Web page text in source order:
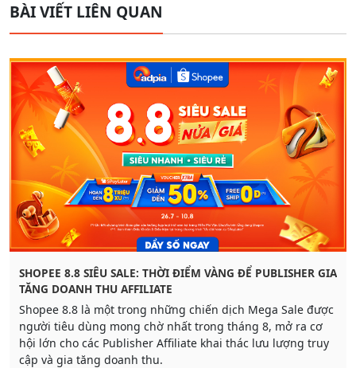
BÀI VIẾT LIÊN QUAN
SHOPEE 8.8 SIÊU SALE: THỜI ĐIỂM VÀNG ĐỂ PUBLISHER GIA
TĂNG DOANH THU AFFILIATE
Shopee 8.8 là một trong những chiến dịch Mega Sale được
người tiêu dùng mong chờ nhất trong tháng 8, mở ra cơ
hội lớn cho các Publisher Affiliate khai thác lưu lượng truy
cập và gia tăng doanh thu.